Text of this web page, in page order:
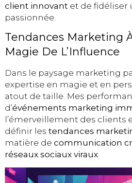
client innovant et de fidéliser
passionnée.
Tendances Marketing
Magie De L’Influence
Dans le paysage marketing
expertise en magie et en
atout de taille. Mes
d’événements marketing
l’émerveillement des clients
définir les tendances
matière de communication
réseaux sociaux viraux.